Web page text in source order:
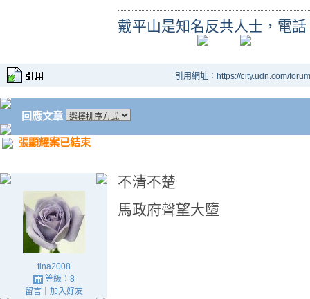
戴平山是知名反共人士，電
引用網址：https://city.udn.com/
回應文章
張顯耀案已結束
tina2008
等級：8
留言｜ 加入好友
不清不楚
馬政府聲望大墮